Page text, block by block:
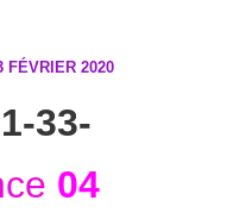
FÉVRIER2020
33-
04